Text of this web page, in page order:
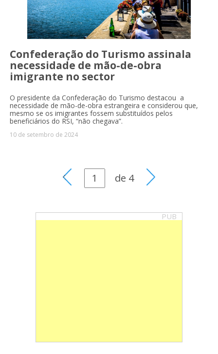
Confederação do Turismo assinala
necessidade de mão-de-obra
imigrante no sector
O presidente da Confederação do Turismo destacou a
necessidade de mão-de-obra estrangeira e considerou que,
mesmo se os imigrantes fossem substituídos pelos
beneficiários do RSI, “não chegava”.
10 de setembro de 2024
de 4
PUB